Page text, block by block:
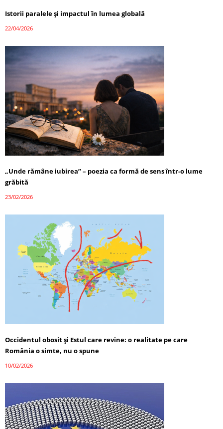
Istorii paralele și impactul în lumea globală
22/04/2026
„Unde rămâne iubirea” – poezia ca formă de sens într-o lume
grăbită
23/02/2026
Occidentul obosit și Estul care revine: o realitate pe care
România o simte, nu o spune
10/02/2026